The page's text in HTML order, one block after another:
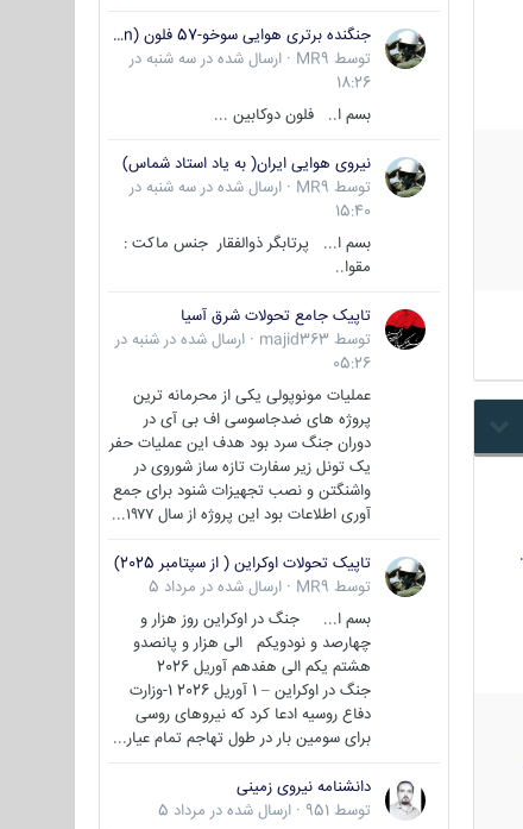
جنگنده برتری هوایی سوخو-57 فلون (Su-57/Felon)
توسط MR9
· ارسال شده در سه شنبه در
18:26
بسم ا.. فلون دوکابین ...
نیروی هوایی ایران( به یاد استاد شماس)
توسط MR9
· ارسال شده در سه شنبه در
15:40
بسم ا... پرتابگر ذوالفقار جنس ماکت :
مقوا..
تاپیک جامع تحولات شرق آسیا
توسط majid363
· ارسال شده در شنبه در
05:26
عملیات مونوپولی یکی از محرمانه ترین
پروژه های ضدجاسوسی اف بی آی در
دوران جنگ سرد بود هدف این عملیات حفر
یک تونل زیر سفارت تازه ساز شوروی در
واشنگتن و نصب تجهیزات شنود برای جمع
آوری اطلاعات بود این پروژه از سال ۱۹۷۷...
تاپیک تحولات اوکراین ( از سپتامبر 2025)
توسط MR9
· ارسال شده در مرداد 5
بسم ا... جنگ در اوکراین روز هزار و
چهارصد و نودویکم الی هزار و پانصدو
هشتم یکم الی هفدهم آوریل 2026
جنگ در اوکراین – 1 آوریل 2026 1-وزارت
دفاع روسیه ادعا کرد که نیروهای روسی
برای سومین بار در طول تهاجم تمام عیار...
دانشنامه نیروی زمینی
توسط 951
· ارسال شده در مرداد 5